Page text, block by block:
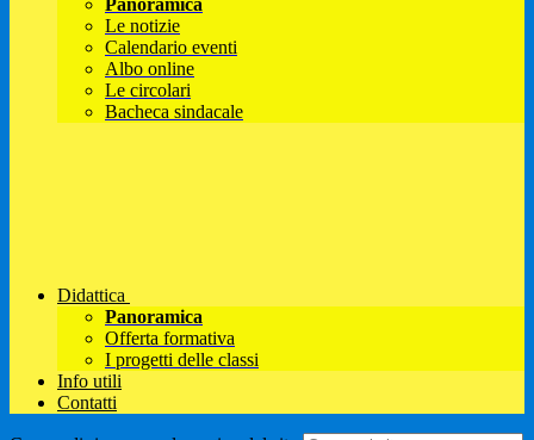
Panoramica
Le notizie
Calendario eventi
Albo online
Le circolari
Bacheca sindacale
Didattica
Panoramica
Offerta formativa
I progetti delle classi
Info utili
Contatti